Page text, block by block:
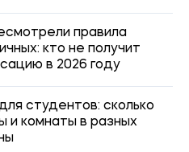
правила
кто не получит
в 2026 году
студентов: сколько
и комнаты в разных